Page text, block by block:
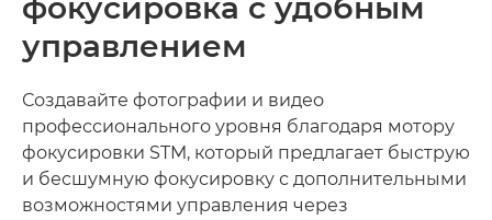
фокусировка с удобным
управлением
Создавайте фотографии и видео
профессионального уровня благодаря мотору
фокусировки STM, который предлагает быструю
и бесшумную фокусировку с дополнительными
возможностями управления через